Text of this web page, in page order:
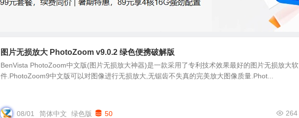
图片无损放大 PhotoZoom v9.0.2 绿色便携破解版
BenVista PhotoZoom中文版(图片无损放大神器)是一款采用了专利技术效果最好的图片无损放大软
件.PhotoZoom9中文版可以对图像进行无损放大,无锯齿不失真的完美放大图像质量.Phot...
08/01 264
简体中文 绿色版 50